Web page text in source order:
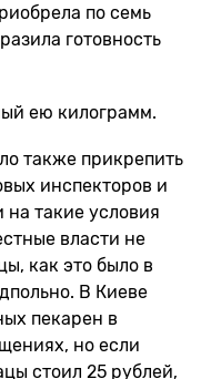
по семь
готовность
ею килограмм.
также прикрепить
инспекторов и
на такие условия
власти не
как это было в
В Киеве
пекарен в
но если
стоил 25 рублей,